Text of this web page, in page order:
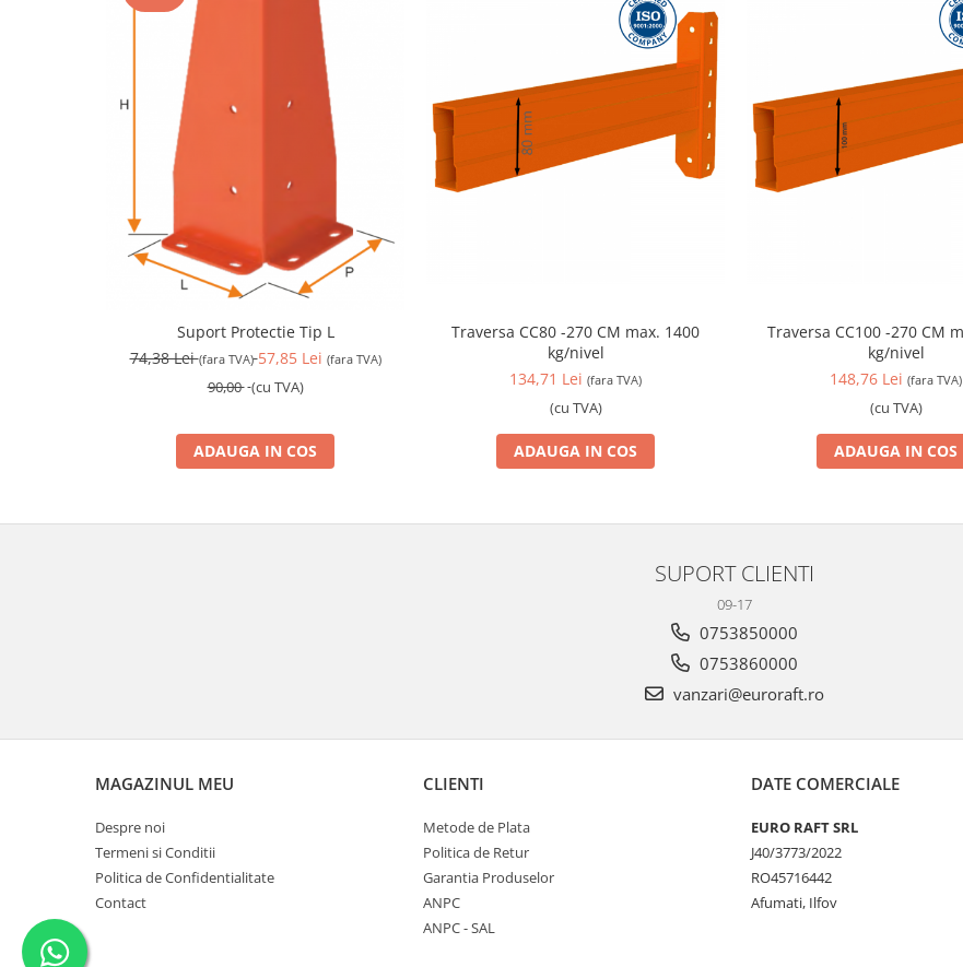
Suport Protectie Tip L
74,38 Lei(fara TVA) 57,85 Lei (fara TVA)
90,00 (cu TVA)
ADAUGA IN COS
Traversa CC80 -270 CM max. 1400
kg/nivel
134,71 Lei (fara TVA)
(cu TVA)
ADAUGA IN COS
Traversa CC100 -270 CM max. 2300
kg/nivel
148,76 Lei (fara TVA)
(cu TVA)
ADAUGA IN COS
SUPORT CLIENTI
09-17
0753850000
0753860000
vanzari@euroraft.ro
MAGAZINUL MEU
Despre noi
Termeni si Conditii
Politica de Confidentialitate
Contact
CLIENTI
Metode de Plata
Politica de Retur
Garantia Produselor
ANPC
ANPC - SAL
DATE COMERCIALE
EURO RAFT SRL
J40/3773/2022
RO45716442
Afumati, Ilfov